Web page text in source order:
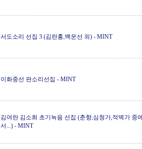
서도소리 선집 3 (김란홍,백운선 외) - MINT
이화중선 판소리선집 - MINT
김여란 김소희 초기녹음 선집 (춘향,심청가,적벽가 중에
서...) - MINT